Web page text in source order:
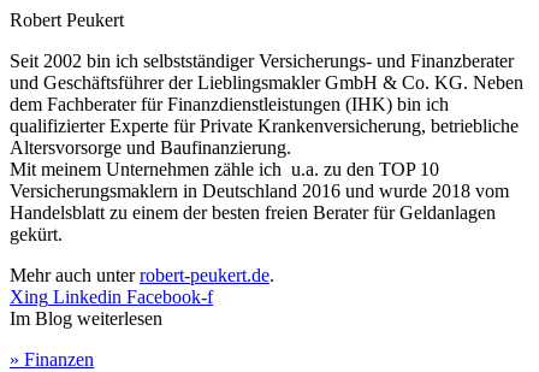
Robert Peukert
Seit 2002 bin ich selbstständiger Versicherungs- und Finanzberater
und Geschäftsführer der Lieblingsmakler GmbH & Co. KG. Neben
dem Fachberater für Finanzdienstleistungen (IHK) bin ich
qualifizierter Experte für Private Krankenversicherung, betriebliche
Altersvorsorge und Baufinanzierung.
Mit meinem Unternehmen zähle ich u.a. zu den TOP 10
Versicherungsmaklern in Deutschland 2016 und wurde 2018 vom
Handelsblatt zu einem der besten freien Berater für Geldanlagen
gekürt.
Mehr auch unterrobert-peukert.de.
Xing Linkedin Facebook-f
Im Blog weiterlesen
» Finanzen